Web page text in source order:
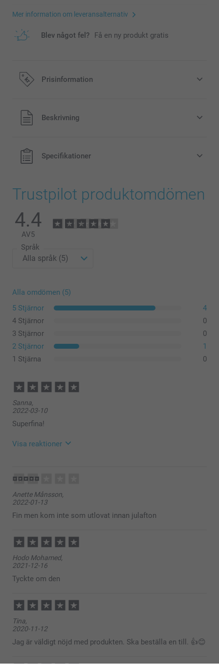
Mer information om leveransalternativ
Blev något fel? Få en ny produkt gratis
Prisinformation
Alla priser är i svenska kronor (SEK), inklusive moms och
exklusive porto.
Beskrivning
Specifikationer
Trustpilot produktomdömen
4.4
AV5
Språk
Alla omdömen (5)
5 Stjärnor
4
4 Stjärnor
0
3 Stjärnor
0
2 Stjärnor
1
1 Stjärna
0
Sanna,
2022-03-10
Superfina!
Visa reaktioner
09:42
Stort tack för dina 5 stjärnor och omdöme, kul att du
är nöjd med din sparbössa med foto, vi hoppas du
har glädje av den under lång tid framöver, och lyckas
Varma hälsningar,
Johanna, Smartphoto
Anette Månsson,
2022-01-13
Fin men kom inte som utlovat innan julafton
Hodo Mohamed,
2021-12-16
Tyckte om den
Tina,
2020-11-12
Jag är väldigt nöjd med produkten. Ska beställa en till. 👍😊